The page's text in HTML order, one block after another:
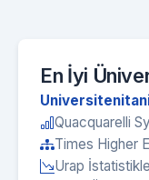
En İyi
Quacquarelli
Times Higher
Urap